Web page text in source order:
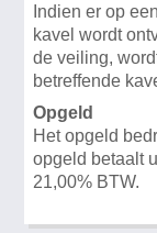
Indien er op
kavel wordt
de veiling,
betreffende
Opgeld
Het opgeld
opgeld betaalt
21,00% BTW.